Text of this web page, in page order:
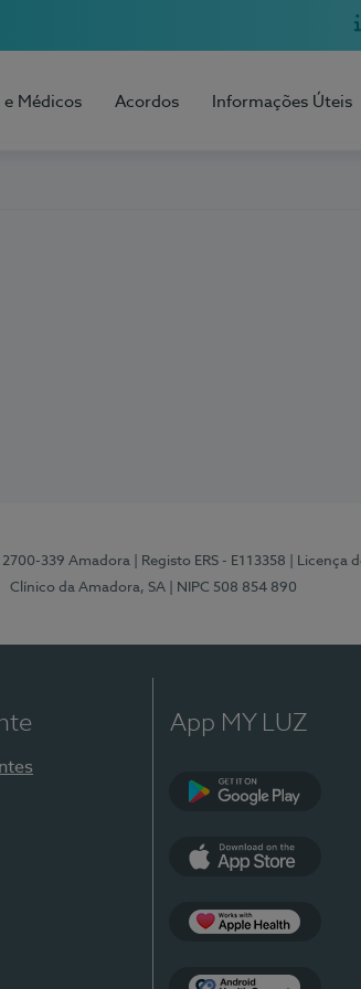
e Médicos Acordos Informações Úteis
2700-339 Amadora | Registo ERS - E113358 | Licença
Clínico da Amadora, SA
| NIPC 508 854 890
App MY LUZ